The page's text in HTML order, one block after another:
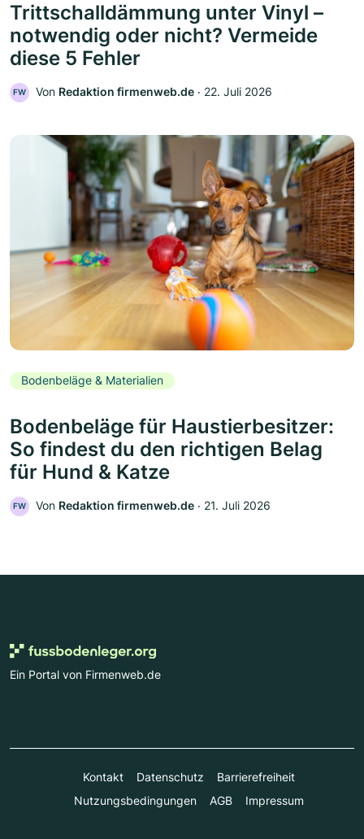
Trittschalldämmung unter Vinyl –
notwendig oder nicht? Vermeide
diese 5 Fehler
FW Von Redaktion firmenweb.de ‧ 22. Juli 2026
Bodenbeläge & Materialien
Bodenbeläge für Haustierbesitzer:
So findest du den richtigen Belag
für Hund & Katze
FW Von Redaktion firmenweb.de ‧ 21. Juli 2026
Ein Portal von Firmenweb.de
Kontakt Datenschutz
Barrierefreiheit
Nutzungsbedingungen
AGB Impressum